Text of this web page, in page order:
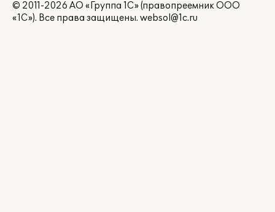
© 2011-2026 АО «Группа 1С» (правопреемник ООО
«1С»). Все права защищены. websol@1c.ru